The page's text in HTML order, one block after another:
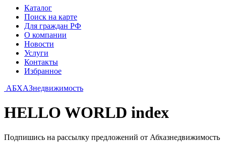
Каталог
Поиск на карте
Для граждан РФ
О компании
Новости
Услуги
Контакты
Избранное
АБХАЗнедвижимость
HELLO WORLD index
Подпишись на рассылку предложений от Абхазнедвижимость